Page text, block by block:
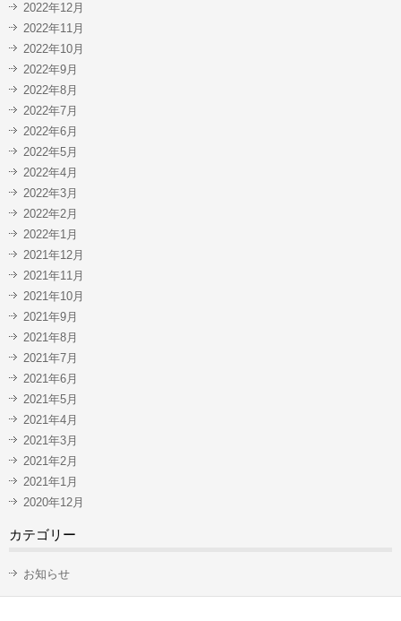
2022年12月
2022年11月
2022年10月
2022年9月
2022年8月
2022年7月
2022年6月
2022年5月
2022年4月
2022年3月
2022年2月
2022年1月
2021年12月
2021年11月
2021年10月
2021年9月
2021年8月
2021年7月
2021年6月
2021年5月
2021年4月
2021年3月
2021年2月
2021年1月
2020年12月
カテゴリー
お知らせ